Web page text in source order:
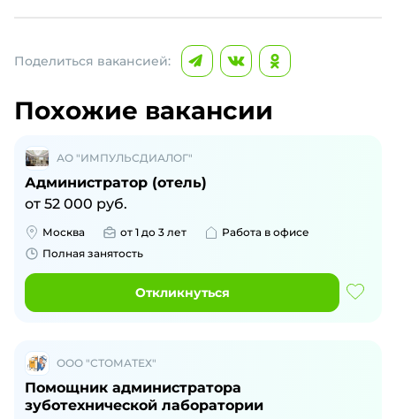
Поделиться вакансией:
Похожие вакансии
АО "ИМПУЛЬСДИАЛОГ"
Администратор (отель)
от 52 000 руб.
Москва от 1 до 3 лет
Работа в офисе
Полная занятость
Откликнуться
ООО "СТОМАТЕХ"
Помощник администратора
зуботехнической лаборатории